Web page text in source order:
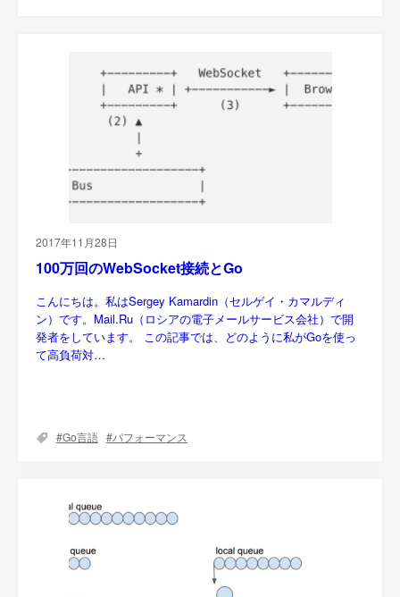
2017年11月28日
100万回のWebSocket接続とGo
こんにちは。私はSergey Kamardin（セルゲイ・カマルディ
ン）です。Mail.Ru（ロシアの電子メールサービス会社）で開
発者をしています。 この記事では、どのように私がGoを使っ
て高負荷対…
Go言語 パフォーマンス